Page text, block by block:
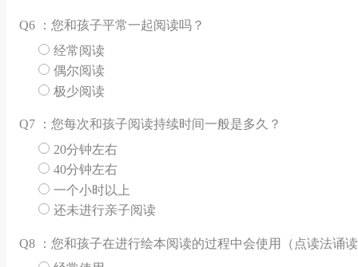
Q6 ：您和孩子平常一起阅读吗？
经常阅读
偶尔阅读
极少阅读
Q7 ：您每次和孩子阅读持续时间一般是多久？
20分钟左右
40分钟左右
一个小时以上
还未进行亲子阅读
Q8 ：您和孩子在进行绘本阅读的过程中会使用（点读法诵